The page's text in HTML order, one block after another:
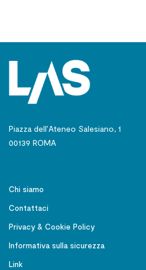
Piazza dell’Ateneo Salesiano, 1
00139 ROMA
Chi siamo
Contattaci
Privacy & Cookie Policy
Informativa sulla sicurezza
Link